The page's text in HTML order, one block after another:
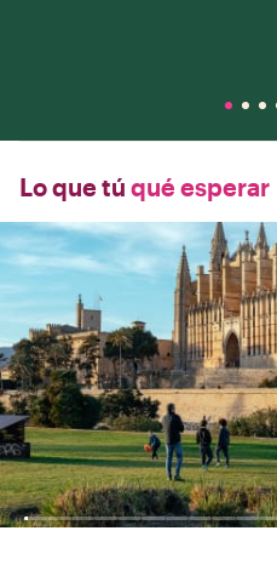
Lo que tú qué esperar